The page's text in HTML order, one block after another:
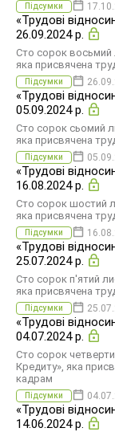
Підсумки
«Трудові
26.09.2024 р.
Сто сорок восьмий
яка присвячена
Підсумки
«Трудові
05.09.2024 р.
Сто сорок сьомий
яка присвячена
Підсумки
«Трудові
16.08.2024 р.
Сто сорок шостий
яка присвячена
Підсумки
«Трудові
25.07.2024 р.
Сто сорок п'ятий
яка присвячена
Підсумки
«Трудові
04.07.2024 р.
Сто сорок
Кредиту», яка
кадрам
Підсумки
«Трудові
14.06.2024 р.